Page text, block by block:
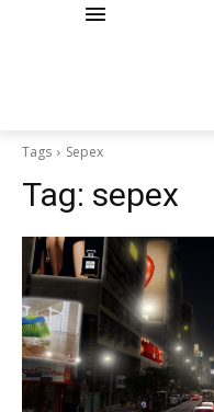
Tags Sepex
Tag: sepex